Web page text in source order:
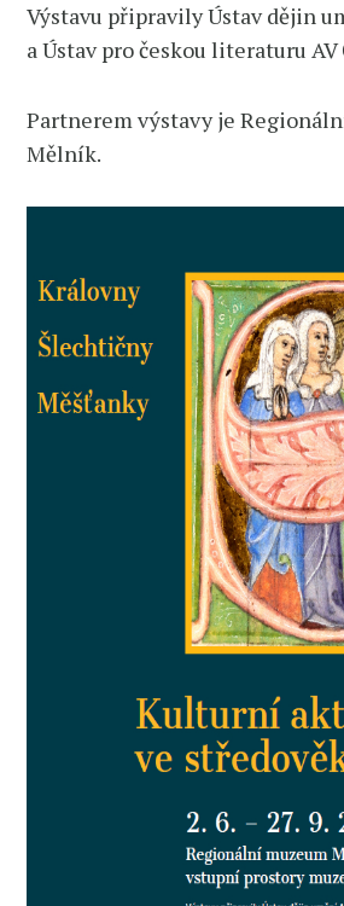
Výstavu připravily Ústav dějin
a Ústav pro českou literaturu AV
Partnerem výstavy je
Mělník.